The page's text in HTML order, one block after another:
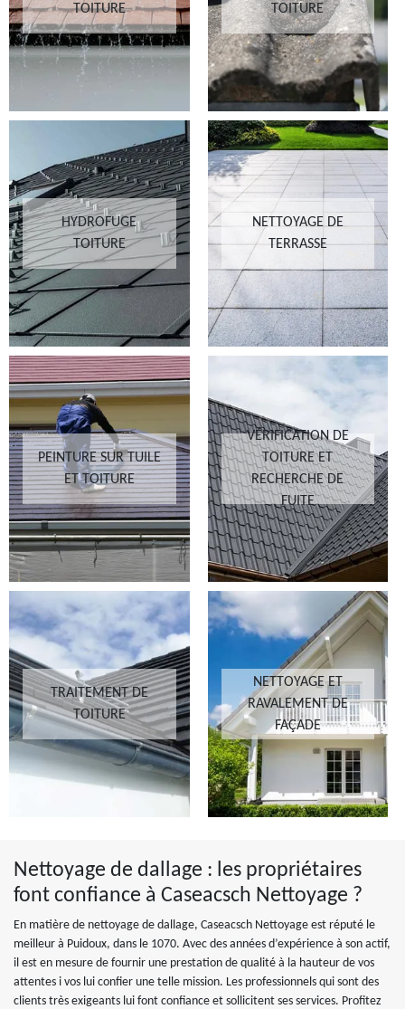
TOITURE
TOITURE
HYDROFUGE
TOITURE
NETTOYAGE DE
TERRASSE
PEINTURE SUR TUILE
ET TOITURE
VÉRIFICATION DE
TOITURE ET
RECHERCHE DE
FUITE
TRAITEMENT DE
TOITURE
NETTOYAGE ET
RAVALEMENT DE
FAÇADE
Nettoyage de dallage : les propriétaires
font confiance à Caseacsch Nettoyage ?
En matière de nettoyage de dallage, Caseacsch Nettoyage est réputé le
meilleur à Puidoux, dans le 1070. Avec des années d’expérience à son actif,
il est en mesure de fournir une prestation de qualité à la hauteur de vos
attentes i vos lui confier une telle mission. Les professionnels qui sont des
clients très exigeants lui font confiance et sollicitent ses services. Profitez